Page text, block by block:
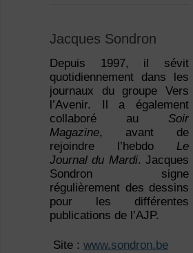
Jacques Sondron
Depuis 1997, il sévit
quotidiennement dans les
journaux du groupe Vers
l’Avenir. Il a également
collaboré au Soir
Magazine, avant de
rejoindre l’hebdoLe
Journal du Mardi. Jacques
Sondron signe
régulièrement des dessins
pour les différentes
publications de l’AJP.
 Site : www.sondron.be